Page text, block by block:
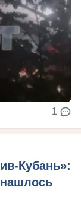
1
Кубань»: